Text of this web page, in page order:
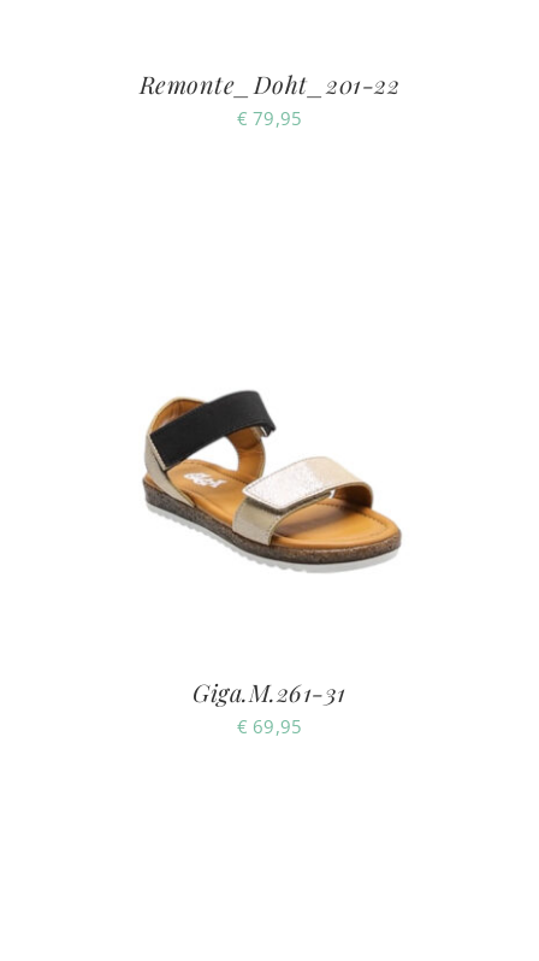
Remonte_Doht_201-22
€ 79,95
Giga.M.261-31
€ 69,95